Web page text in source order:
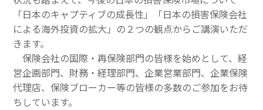
「日本のキャプティブの成長性」「日本の損害保険会社
による海外投資の拡大」の２つの観点からご講演いただ
きます。
保険会社の国際・再保険部門の皆様を始めとして、経
営企画部門、財務・経理部門、企業営業部門、企業保険
代理店、保険ブローカー等の皆様の多数のご参加をお待
ちしています。